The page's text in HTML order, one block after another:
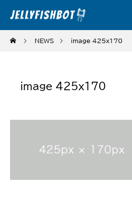
NEWS image_425x170
image_425x170